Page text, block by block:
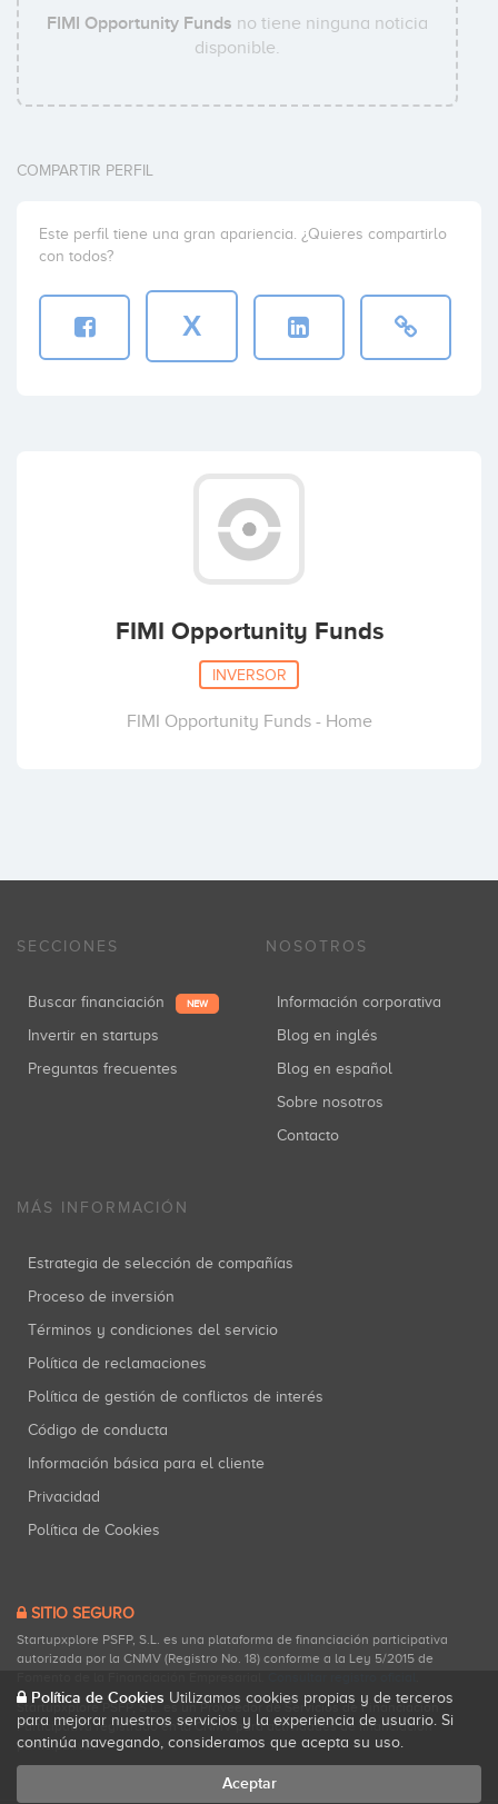
FIMI Opportunity Funds no tiene ninguna noticia
disponible.
COMPARTIR PERFIL
Este perfil tiene una gran apariencia. ¿Quieres compartirlo
con todos?
X
FIMI Opportunity Funds
INVERSOR
FIMI Opportunity Funds - Home
SECCIONES
Buscar financiación NEW
Invertir en startups
Preguntas frecuentes
NOSOTROS
Información corporativa
Blog en inglés
Blog en español
Sobre nosotros
Contacto
MÁS INFORMACIÓN
Estrategia de selección de compañías
Proceso de inversión
Términos y condiciones del servicio
Política de reclamaciones
Política de gestión de conflictos de interés
Código de conducta
Información básica para el cliente
Privacidad
Política de Cookies
SITIO SEGURO
Startupxplore PSFP, S.L. es una plataforma de financiación participativa
autorizada por la CNMV (Registro No. 18) conforme a la Ley 5/2015 de
Startupxplore PSFP, S.L. es un Proveedor de Servicios de Financiación
Participativa registrado en la CNMV para actividades de financiación
participativa.
Política de Cookies Utilizamos cookies propias y de terceros
para mejorar nuestros servicios y la experiencia de usuario. Si
continúa navegando, consideramos que acepta su uso.
Aceptar